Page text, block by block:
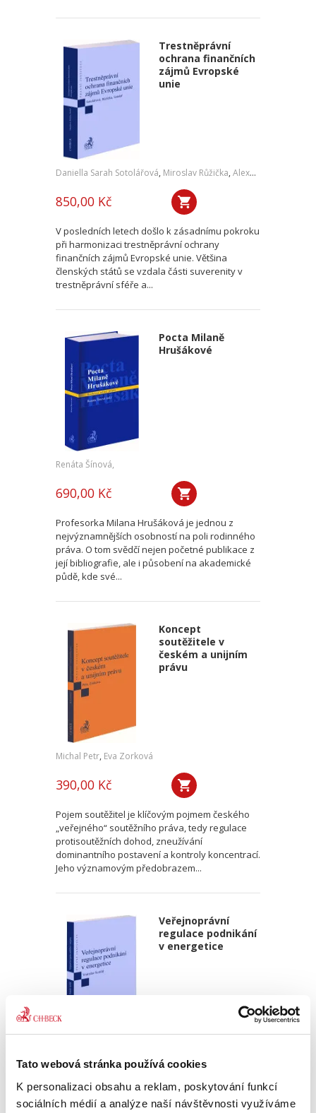
Tato webová stránka používá cookies
K personalizaci obsahu a reklam, poskytování funkcí
sociálních médií a analýze naší návštěvnosti využíváme
Trestněprávní
ochrana finančních
zájmů Evropské
unie
Daniella Sarah Sotolářová, Miroslav Růžička, Alexander Sotolář
850,00 Kč
V posledních letech došlo k zásadnímu pokroku
při harmonizaci trestněprávní ochrany
finančních zájmů Evropské unie. Většina
členských států se vzdala části suverenity v
trestněprávní sféře a...
Pocta Milaně
Hrušákové
Renáta Šínová,
690,00 Kč
Profesorka Milana Hrušáková je jednou z
nejvýznamnějších osobností na poli rodinného
práva. O tom svědčí nejen početné publikace z
její bibliografie, ale i působení na akademické
půdě, kde své...
Koncept
soutěžitele v
českém a unijním
právu
Michal Petr, Eva Zorková
390,00 Kč
Pojem soutěžitel je klíčovým pojmem českého
„veřejného“ soutěžního práva, tedy regulace
protisoutěžních dohod, zneužívání
dominantního postavení a kontroly koncentrací.
Jeho významovým předobrazem...
Veřejnoprávní
regulace podnikání
v energetice
Publikace přináší poučený vhled autora opírající